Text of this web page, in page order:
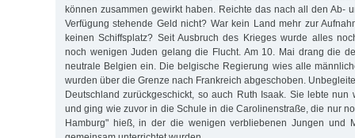
können zusammen gewirkt haben. Reichte das nach all den Ab-
Verfügung stehende Geld nicht? War kein Land mehr zur
keinen Schiffsplatz? Seit Ausbruch des Krieges wurde alles
noch wenigen Juden gelang die Flucht. Am 10. Mai drang die
neutrale Belgien ein. Die belgische Regierung wies alle
wurden über die Grenze nach Frankreich abgeschoben.
Deutschland zurückgeschickt, so auch Ruth Isaak. Sie lebte nun
und ging wie zuvor in die Schule in die Carolinenstraße, die nur
Hamburg" hieß, in der die wenigen verbliebenen Jungen und